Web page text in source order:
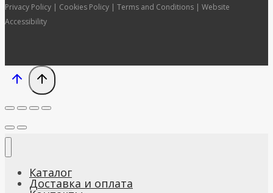
Privacy Policy | Cookies Policy | Terms and Conditions | Website
Accessibility
Каталог
Доставка и оплата